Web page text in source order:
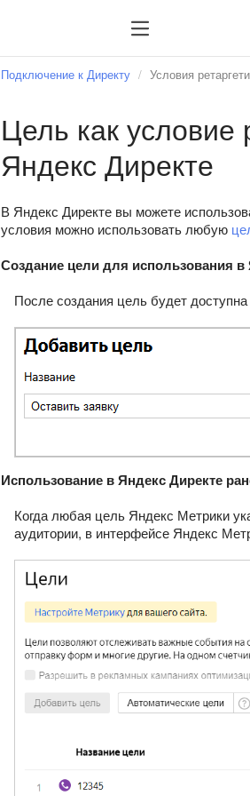
Подключение к Директу Условия
Цель как условие
Яндекс Директе
В Яндекс Директе вы можете
условия можно использовать любую
Создание цели для использования в
После создания цель будет
Использование в Яндекс Директе
Когда любая цель Яндекс Метрики
аудитории, в интерфейсе Яндекс